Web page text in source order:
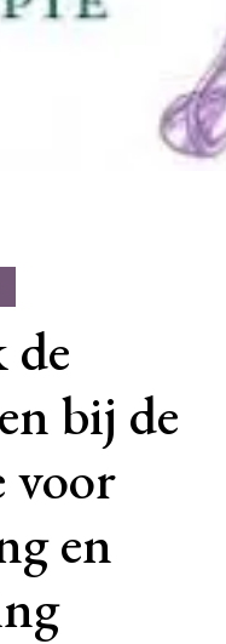
de
bij de
voor
en